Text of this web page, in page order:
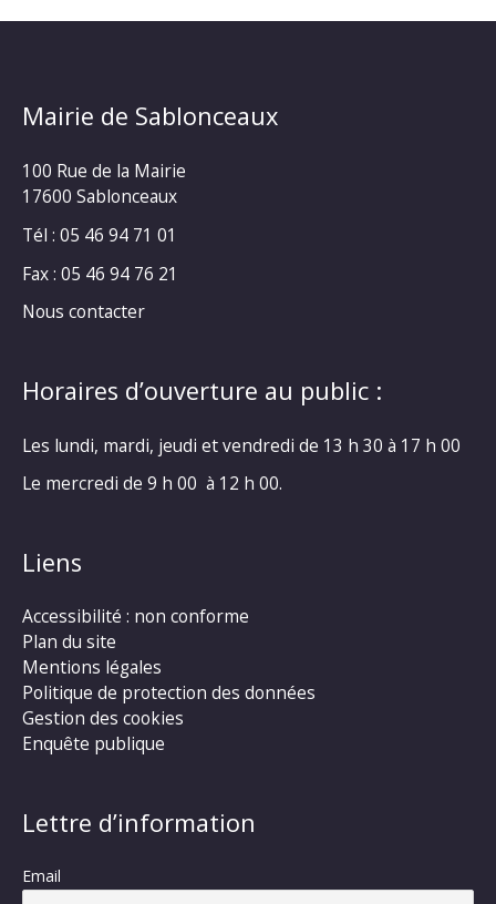
Mairie de Sablonceaux
100 Rue de la Mairie
17600 Sablonceaux
Tél : 05 46 94 71 01
Fax : 05 46 94 76 21
Nous contacter
Horaires d’ouverture au public :
Les lundi, mardi, jeudi et vendredi de 13 h 30 à 17 h 00
Le mercredi de 9 h 00 à 12 h 00.
Liens
Accessibilité : non conforme
Plan du site
Mentions légales
Politique de protection des données
Gestion des cookies
Enquête publique
Lettre d’information
Email